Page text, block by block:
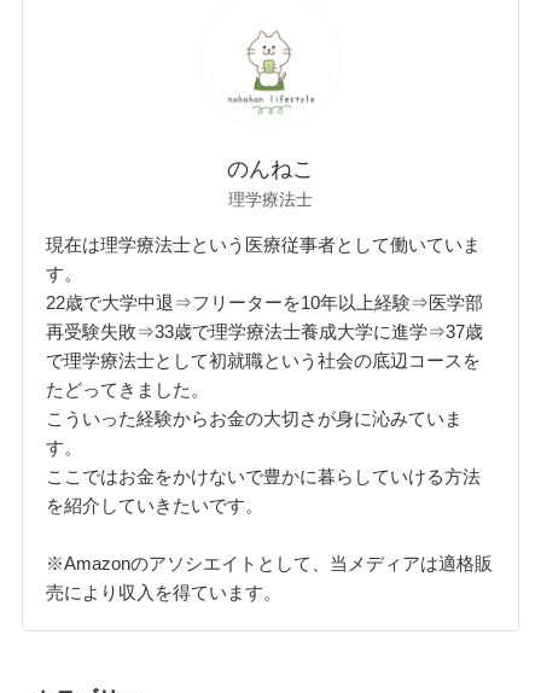
のんねこ
理学療法士
現在は理学療法士という医療従事者として働いていま
す。
22歳で大学中退⇒フリーターを10年以上経験⇒医学部
再受験失敗⇒33歳で理学療法士養成大学に進学⇒37歳
で理学療法士として初就職という社会の底辺コースを
たどってきました。
こういった経験からお金の大切さが身に沁みていま
す。
ここではお金をかけないで豊かに暮らしていける方法
を紹介していきたいです。
※Amazonのアソシエイトとして、当メディアは適格販
売により収入を得ています。